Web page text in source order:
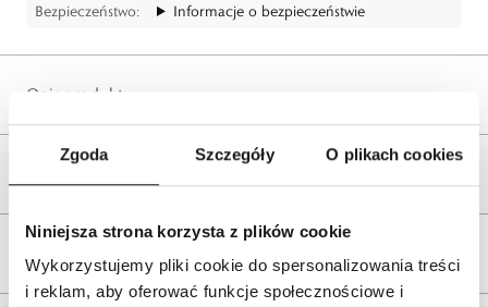
Zgoda Szczegóły O plikach cookies
Niniejsza strona korzysta z plików cookie
Wykorzystujemy pliki cookie do spersonalizowania treści
i reklam, aby oferować funkcje społecznościowe i
Bezpieczeństwo:
Informacje o bezpieczeństwie
Opis produktu